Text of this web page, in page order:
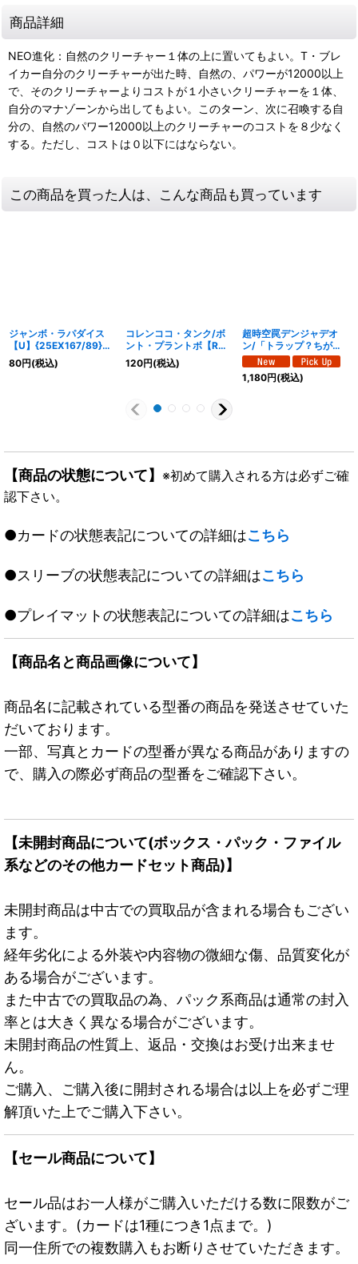
商品詳細
NEO進化：自然のクリーチャー１体の上に置いてもよい。T・ブレ
イカー自分のクリーチャーが出た時、自然の、パワーが12000以上
で、そのクリーチャーよりコストが１小さいクリーチャーを１体、
自分のマナゾーンから出してもよい。このターン、次に召喚する自
分の、自然のパワー12000以上のクリーチャーのコストを８少なく
する。ただし、コストは０以下にはならない。
この商品を買った人は、こんな商品も買っています
ジャンボ・ラパダイス
【U】{25EX167/89}
《自然》
80円(税込)
コレンココ・タンク/ボ
ント・プラントボ【R】
{25EX148/89}《自然》
120円(税込)
超時空罠デンジャデオ
ン/「トラップ？ちがう
わ、お願いしてるだ
け！」【VR】
{25EX129/89}《自然》
1,180円(税込)
【商品の状態について】 ※初めて購入される方は必ずご確
認下さい。
●カードの状態表記についての詳細はこちら
●スリーブの状態表記についての詳細はこちら
●プレイマットの状態表記についての詳細はこちら
【商品名と商品画像について】
商品名に記載されている型番の商品を発送させていた
だいております。
一部、写真とカードの型番が異なる商品がありますの
で、購入の際必ず商品の型番をご確認下さい。
【未開封商品について(ボックス・パック・ファイル
系などのその他カードセット商品)】
未開封商品は中古での買取品が含まれる場合もござい
ます。
経年劣化による外装や内容物の微細な傷、品質変化が
ある場合がございます。
また中古での買取品の為、パック系商品は通常の封入
率とは大きく異なる場合がございます。
未開封商品の性質上、返品・交換はお受け出来ませ
ん。
ご購入、ご購入後に開封される場合は以上を必ずご理
解頂いた上でご購入下さい。
【セール商品について】
セール品はお一人様がご購入いただける数に限数がご
ざいます。(カードは1種につき1点まで。)
同一住所での複数購入もお断りさせていただきます。